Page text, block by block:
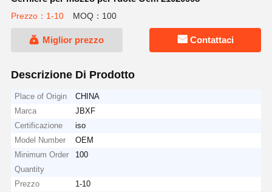
Prezzo：1-10 MOQ：100
Miglior prezzo Contattaci
Descrizione Di Prodotto
Place of Origin
CHINA
Marca
JBXF
Certificazione
iso
Model Number
OEM
Minimum Order
Quantity
100
Prezzo
1-10